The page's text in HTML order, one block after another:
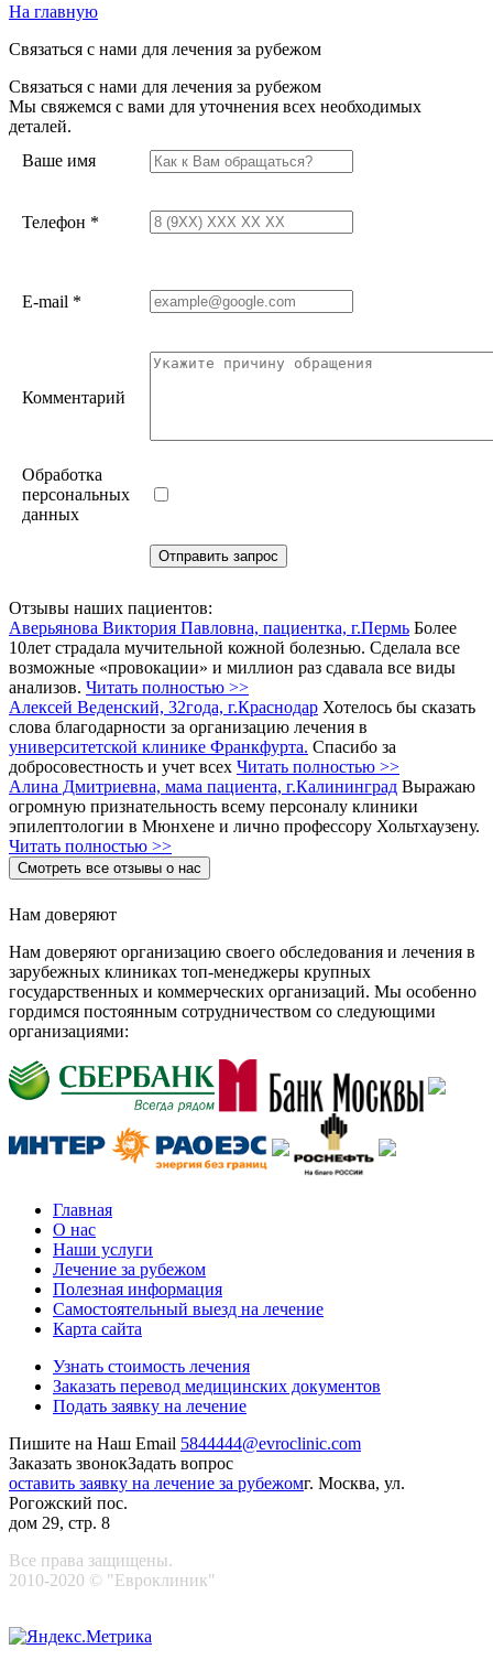
На главную
Связаться с нами для лечения за рубежом
Связаться с нами для лечения за рубежом
Мы свяжемся с вами для уточнения всех необходимых
деталей.
Ваше имя
Телефон *
E-mail *
Комментарий
Обработка
персональных
данных
Отзывы наших пациентов:
Аверьянова Виктория Павловна, пациентка, г.Пермь Более
10лет страдала мучительной кожной болезнью. Сделала все
возможные «провокации» и миллион раз сдавала все виды
анализов. Читать полностью >>
Алексей Веденский, 32года, г.Краснодар Хотелось бы сказать
слова благодарности за организацию лечения в
университетской клинике Франкфурта. Спасибо за
добросовестность и учет всех Читать полностью >>
Алина Дмитриевна, мама пациента, г.Калининград Выражаю
огромную признательность всему персоналу клиники
эпилептологии в Мюнхене и лично профессору Хольтхаузену.
Читать полностью >>
Смотреть все отзывы о нас
Нам доверяют
Нам доверяют организацию своего обследования и лечения в
зарубежных клиниках топ-менеджеры крупных
государственных и коммерческих организаций. Мы особенно
гордимся постоянным сотрудничеством со следующими
организациями:
Главная
О нас
Наши услуги
Лечение за рубежом
Полезная информация
Самостоятельный выезд на лечение
Карта сайта
Узнать стоимость лечения
Заказать перевод медицинских документов
Подать заявку на лечение
Пишите на Наш Email 5844444@evroclinic.com
Заказать звонокЗадать вопрос
оставить заявку на лечение за рубежомг. Москва, ул.
Рогожский пос.
дом 29, стр. 8
Все права защищены.
2010-2020 © "Евроклиник"